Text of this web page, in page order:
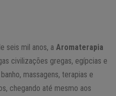
seis mil anos, a Aromaterapia
civilizações gregas, egípcias e
massagens, terapias e
chegando até mesmo aos